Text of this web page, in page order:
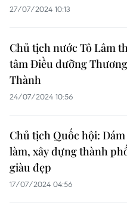
27/07/2024 10:13
Chủ tịch nước Tô Lâm
tâm Điều dưỡng
Thành
24/07/2024 10:56
Chủ tịch Quốc hội:
làm, xây dựng thành
giàu đẹp
17/07/2024 04:56